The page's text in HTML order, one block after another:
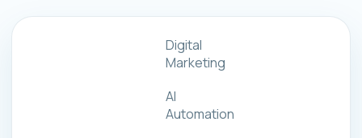
Digital
Marketing
AI
Automation